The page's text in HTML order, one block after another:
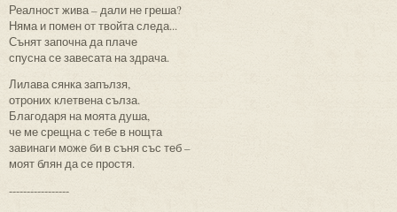
Реалност жива – дали не греша?
Няма и помен от твойта следа...
Сънят започна да плаче
спусна се завесата на здрача.
Лилава сянка запълзя,
отроних клетвена сълза.
Благодаря на моята душа,
че ме срещна с тебе в нощта
завинаги може би в съня със теб –
моят блян да се простя.
-----------------